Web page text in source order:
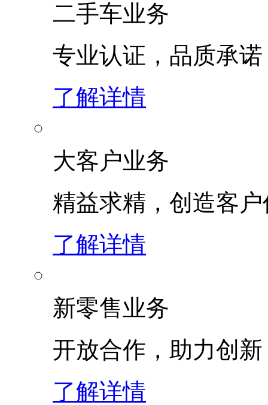
二手车业务
专业认证，品质承诺
了解详情
大客户业务
精益求精，创造客
了解详情
新零售业务
开放合作，助力创新
了解详情